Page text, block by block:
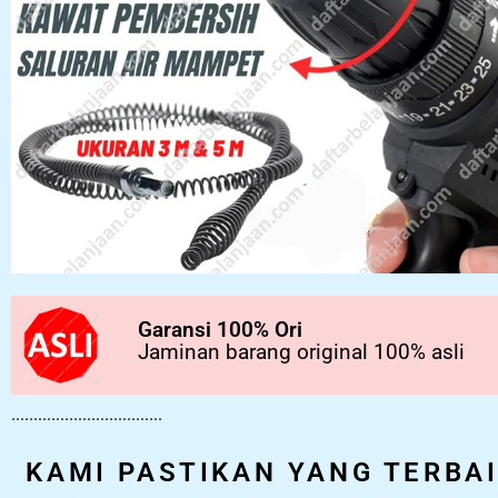
Garansi 100% Ori
Jaminan barang original 100% asli
..................................
KAMI PASTIKAN YANG